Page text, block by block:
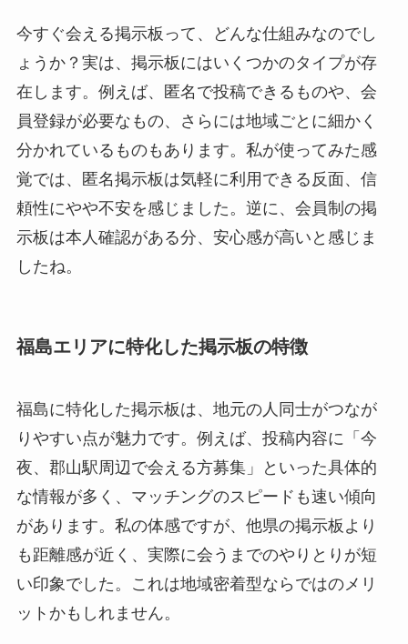
今すぐ会える掲示板って、どんな仕組みなのでし
ょうか？実は、掲示板にはいくつかのタイプが存
在します。例えば、匿名で投稿できるものや、会
員登録が必要なもの、さらには地域ごとに細かく
分かれているものもあります。私が使ってみた感
覚では、匿名掲示板は気軽に利用できる反面、信
頼性にやや不安を感じました。逆に、会員制の掲
示板は本人確認がある分、安心感が高いと感じま
したね。
福島エリアに特化した掲示板の特徴
福島に特化した掲示板は、地元の人同士がつなが
りやすい点が魅力です。例えば、投稿内容に「今
夜、郡山駅周辺で会える方募集」といった具体的
な情報が多く、マッチングのスピードも速い傾向
があります。私の体感ですが、他県の掲示板より
も距離感が近く、実際に会うまでのやりとりが短
い印象でした。これは地域密着型ならではのメリ
ットかもしれません。